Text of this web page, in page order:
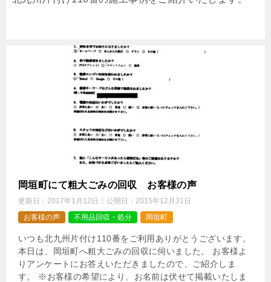
岡垣町にて粗大ごみの回収 お客様の声
更新日： 2017年1月12日 公開日： 2015年12月31日
お客様の声
不用品回収・処分 岡垣町
いつも北九州片付け110番をご利用ありがとうございます。
本日は、岡垣町へ粗大ごみの回収に伺いました。 お客様よ
りアンケートにお答えいただきましたので、ご紹介しま
す。 ※お客様の希望により、お名前は伏せて掲載いたしま